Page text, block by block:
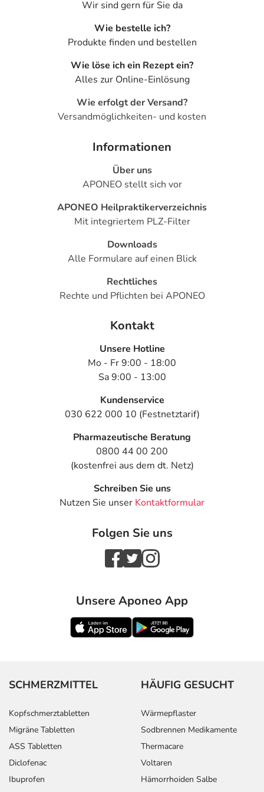
dem auf der Packung oder der Umverpackung
angegebenen Verfallsdatum. Das Verfallsdatum bezieht
sich auf den letzten Tag des angegebenen Monats.
1000 ml Infusionslösung enthalten:
Natriumchlorid 6,430 g
Natriumacetat-Trihydrat 3,674 g
Kaliumacetat 0,393 g
Calciumacetat 0,261 g
Cl- 110 mmol/l
CH3COO- 36,8 mmol/l
Salzsäure (zur pH-Wert-Einstellung), Natriumhydroxid
(zur pH-Wert-Einstellung)
Adresse des Anbieters/Herstellers
Fresenius Kabi Deutschland GmbH
Else-Kröner-Str. 1
61352 Bad Homburg v.d.H.
PDF des Beipackzettelskönnen Sie sich oben
Wir sind gern für Sie da
Wie bestelle ich?
Produkte finden und bestellen
Wie löse ich ein Rezept ein?
Alles zur Online-Einlösung
Wie erfolgt der Versand?
Versandmöglichkeiten- und kosten
Informationen
Über uns
APONEO stellt sich vor
APONEO Heilpraktikerverzeichnis
Mit integriertem PLZ-Filter
Downloads
Alle Formulare auf einen Blick
Rechtliches
Rechte und Pflichten bei APONEO
Kontakt
Unsere Hotline
Mo - Fr 9:00 - 18:00
Sa 9:00 - 13:00
Kundenservice
030 622 000 10 (Festnetztarif)
Pharmazeutische Beratung
0800 44 00 200
(kostenfrei aus dem dt. Netz)
Schreiben Sie uns
Nutzen Sie unser Kontaktformular
Folgen Sie uns
Unsere Aponeo App
SCHMERZMITTEL
Kopfschmerztabletten
Migräne Tabletten
ASS Tabletten
Diclofenac
Ibuprofen
HÄUFIG GESUCHT
Wärmepflaster
Sodbrennen Medikamente
Thermacare
Voltaren
Hämorrhoiden Salbe